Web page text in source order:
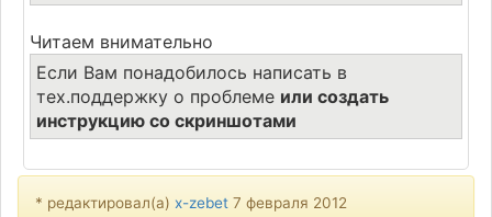
Читаем внимательно
Если Вам понадобилось написать в
тех.поддержку о проблеме или создать
инструкцию со скриншотами
* редактировал(а)x-zebet 7 февраля 2012